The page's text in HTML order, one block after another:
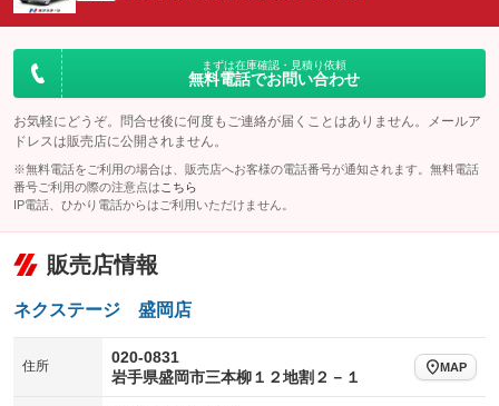
：装備なし
：装備なし
まずは在庫確認・見積り依頼
無料電話でお問い合わせ
お気軽にどうぞ。問合せ後に何度もご連絡が届くことはありません。メールア
ドレスは販売店に公開されません。
※無料電話をご利用の場合は、販売店へお客様の電話番号が通知されます。無料電話
番号ご利用の際の注意点は こちら
IP電話、ひかり電話からはご利用いただけません。
販売店情報
ネクステージ 盛岡店
住所
020-0831
岩手県盛岡市三本柳１２地割２－１
MAP